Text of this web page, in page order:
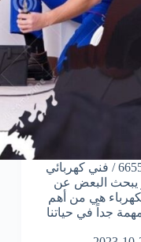
رقم كهربائي مخيمات البر / 66559972 / فني كهربائي
يبحث البعض عن
هي من أهم
جداً في حياتنا